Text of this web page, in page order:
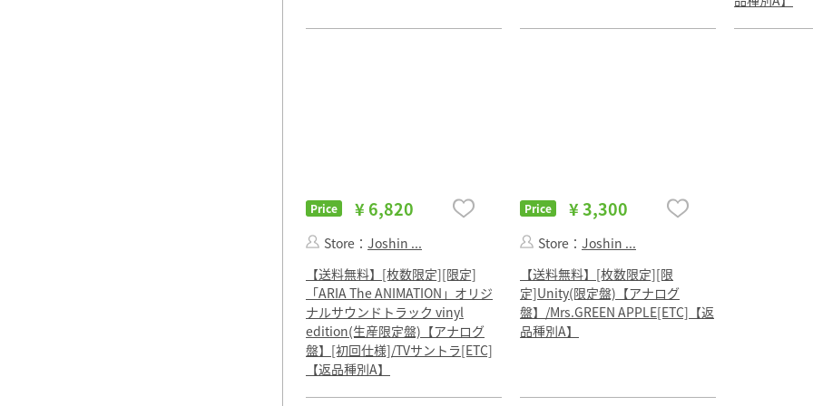
Price ¥ 6,820
Store： Joshin ...
【送料無料】[枚数限定][限定]
「ARIA The ANIMATION」オリジ
ナルサウンドトラック vinyl
edition(生産限定盤)【アナログ
盤】[初回仕様]/TVサントラ[ETC]
【返品種別A】
Price ¥ 3,300
Store： Joshin ...
【送料無料】[枚数限定][限
定]Unity(限定盤)【アナログ
盤】/Mrs.GREEN APPLE[ETC]【返
品種別A】